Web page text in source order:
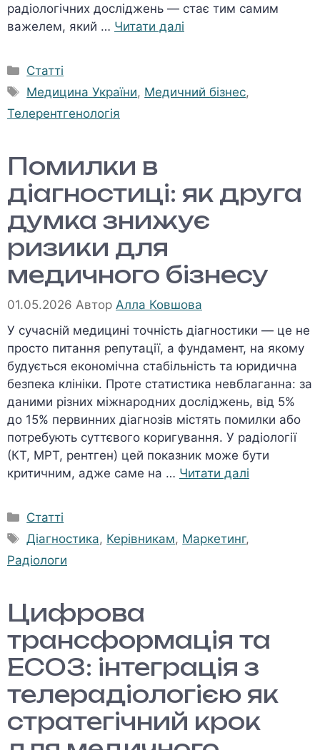
радіологічних досліджень — стає тим самим
важелем, який … Читати далі
Категорії
Статті
Позначки
Медицина України, Медичний бізнес,
Телерентгенологія
Помилки в
діагностиці: як друга
думка знижує
ризики для
медичного бізнесу
01.05.2026 Автор Алла Ковшова
У сучасній медицині точність діагностики — це не
просто питання репутації, а фундамент, на якому
будується економічна стабільність та юридична
безпека клініки. Проте статистика невблаганна: за
даними різних міжнародних досліджень, від 5%
до 15% первинних діагнозів містять помилки або
потребують суттєвого коригування. У радіології
(КТ, МРТ, рентген) цей показник може бути
критичним, адже саме на … Читати далі
Категорії
Статті
Позначки
Діагностика, Керівникам, Маркетинг,
Радіологи
Цифрова
трансформація та
ЕСОЗ: інтеграція з
телерадіологією як
стратегічний крок